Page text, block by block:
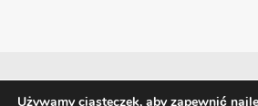
Używamy ciasteczek, aby zapewnić